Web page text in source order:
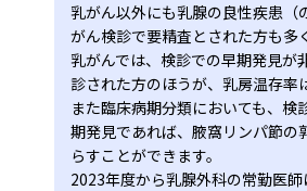
乳がん以外にも乳腺の良性疾患
がん検診で要精査とされた方も多
乳がんでは、検診での早期発見が
診された方のほうが、乳房温存率
また臨床病期分類においても、
期発見であれば、腋窩リンパ節の
らすことができます。
2023年度から乳腺外科の常勤医